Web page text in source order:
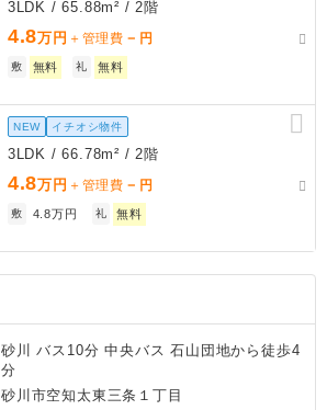
3LDK / 65.88m² / 2階
4.8万円 ＋管理費 － 円
敷 無料 礼 無料
NEW イチオシ物件
3LDK / 66.78m² / 2階
4.8万円 ＋管理費 － 円
敷 4.8万円 礼 無料
砂川 バス10分 中央バス 石山団地から徒歩4
分
砂川市空知太東三条１丁目